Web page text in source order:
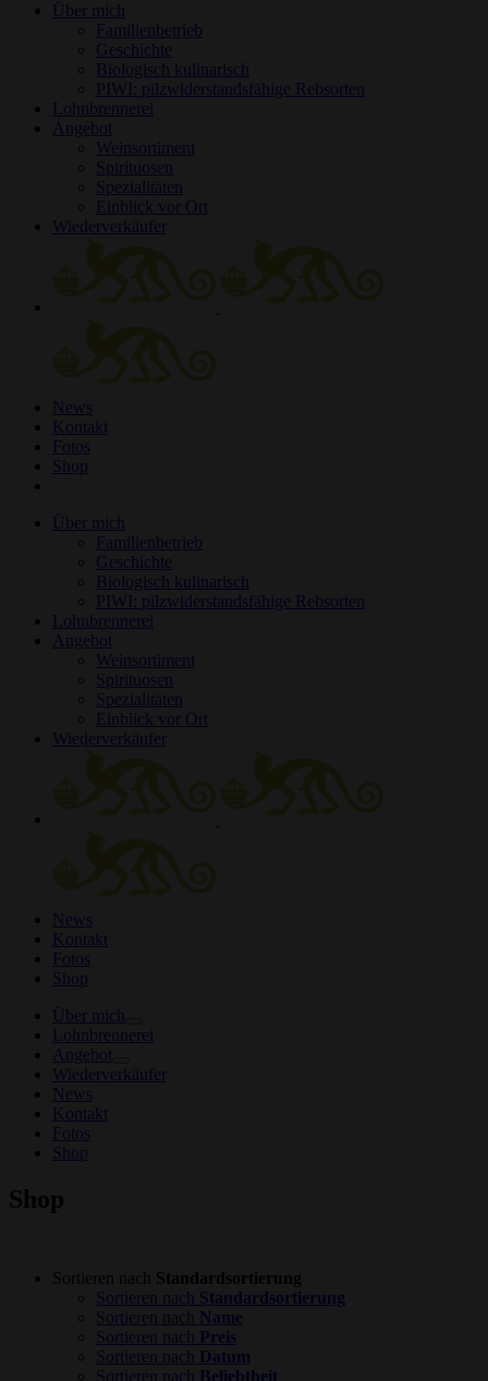
Über mich
Familienbetrieb
Geschichte
Biologisch kulinarisch
PIWI: pilzwiderstandsfähige Rebsorten
Lohnbrennerei
Angebot
Weinsortiment
Spirituosen
Spezialitäten
Einblick vor Ort
Wiederverkäufer
News
Kontakt
Fotos
Shop
Über mich
Familienbetrieb
Geschichte
Biologisch kulinarisch
PIWI: pilzwiderstandsfähige Rebsorten
Lohnbrennerei
Angebot
Weinsortiment
Spirituosen
Spezialitäten
Einblick vor Ort
Wiederverkäufer
News
Kontakt
Fotos
Shop
Über mich
Lohnbrennerei
Angebot
Wiederverkäufer
News
Kontakt
Fotos
Shop
Shop
Sortieren nach Standardsortierung
Sortieren nach Standardsortierung
Sortieren nach
Name
Sortieren nach
Preis
Sortieren nach
Datum
Sortieren nach
Beliebtheit